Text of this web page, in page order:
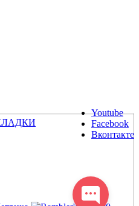
Youtube
Facebook
Вконтакте